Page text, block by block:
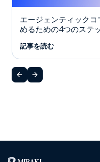
エージェンティック
めるための4つのステ
記事を読む